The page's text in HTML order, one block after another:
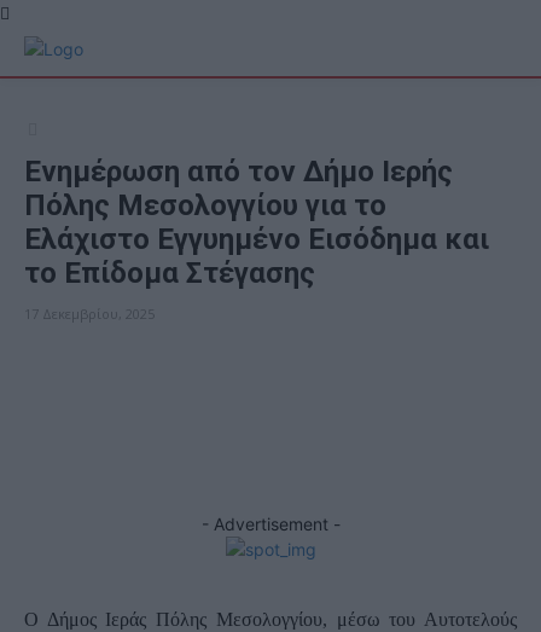
Ενημέρωση από τον Δήμο Ιερής
Πόλης Μεσολογγίου για το
Ελάχιστο Εγγυημένο Εισόδημα και
το Επίδομα Στέγασης
17 Δεκεμβρίου, 2025
- Advertisement -
Ο Δήμος Ιεράς Πόλης Μεσολογγίου, μέσω του Αυτοτελούς